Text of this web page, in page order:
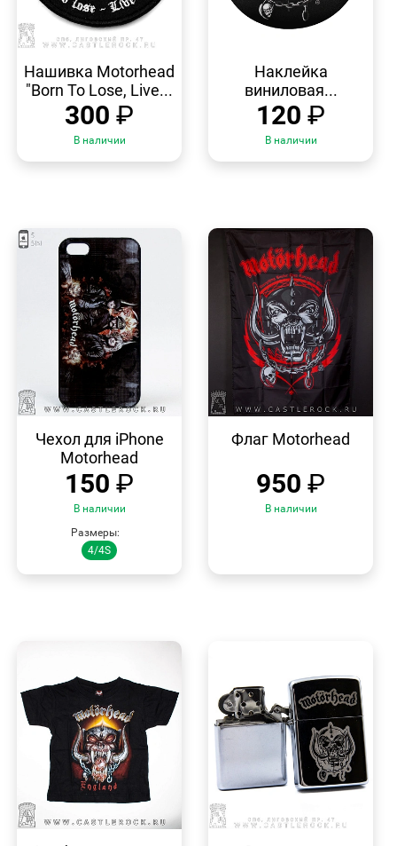
ПРОСМОТР
Нашивка Motorhead
"Born To Lose, Live...
300 ₽
В наличии
ПРОСМОТР
Наклейка
виниловая...
120 ₽
В наличии
ПРОСМОТР
Чехол для iPhone
Motorhead
150 ₽
В наличии
Размеры:
4/4S
ПРОСМОТР
Флаг Motorhead
950 ₽
В наличии